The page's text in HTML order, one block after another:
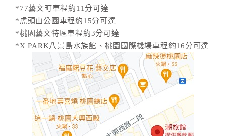
*77藝文町車程約11分可達
*虎頭山公園車程約15分可達
*桃園藝文特區車程約3分可達
*X PARK八景島水族館、桃園國際機場車程約16分可達